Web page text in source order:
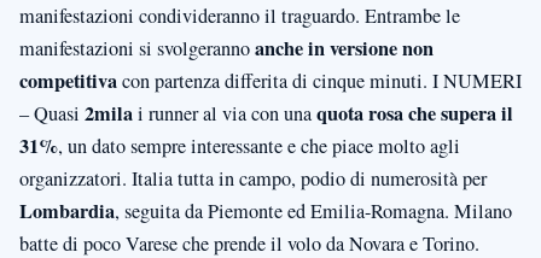
manifestazioni condivideranno il traguardo. Entrambe le
manifestazioni si svolgerannoanche in versionenon
competitivacon partenza differita di cinque minuti. I NUMERI
– Quasi 2milai runner al via con unaquota rosa che supera il
31%, un dato sempre interessante e che piace molto agli
organizzatori. Italia tutta in campo, podio di numerosità per
Lombardia, seguita da Piemonte ed Emilia-Romagna. Milano
batte di poco Varese che prende il volo da Novara e Torino.